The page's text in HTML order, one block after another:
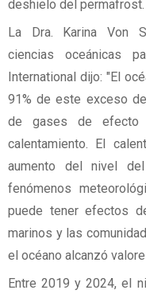
deshielo del permafrost.
La Dra. Karina Von
ciencias oceánicas
International dijo: "El
91% de este exceso
de gases de efecto
calentamiento. El
aumento del nivel
fenómenos
puede tener efectos
marinos y las
el océano alcanzó
Entre 2019 y 2024, el